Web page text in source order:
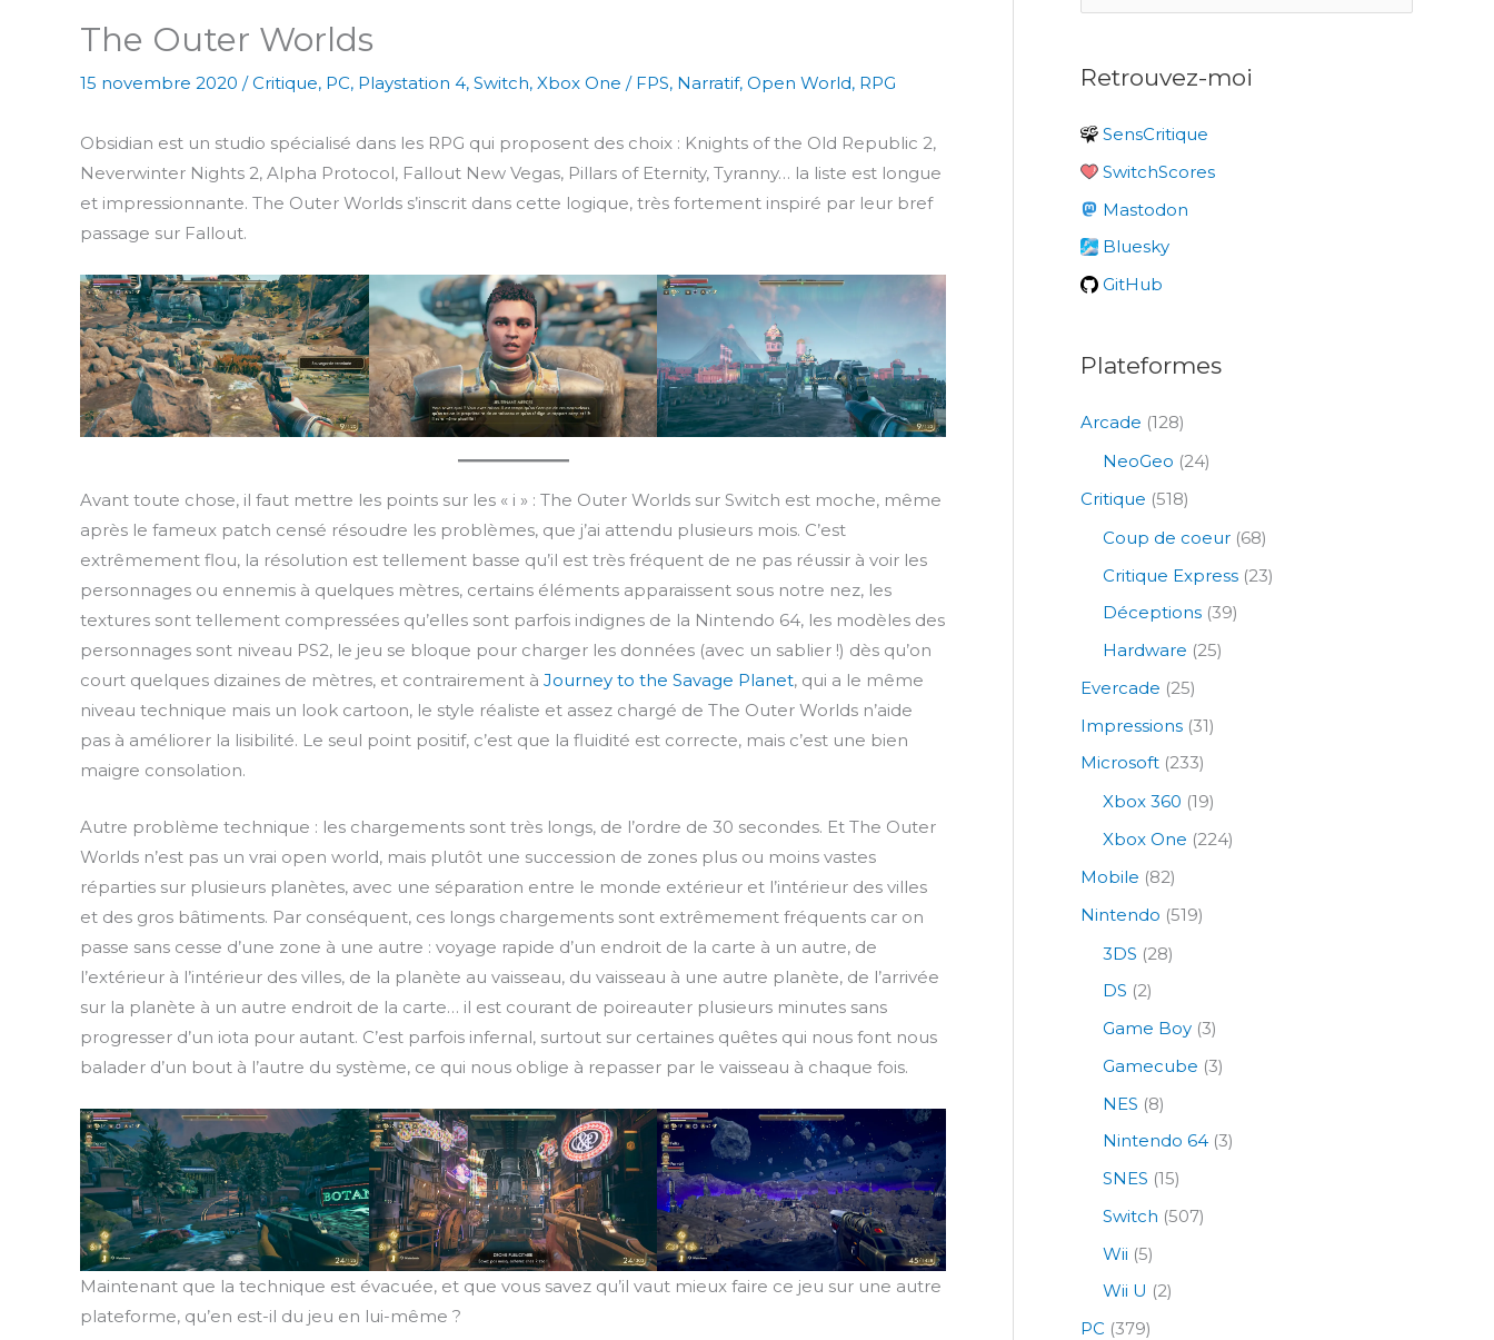
The Outer Worlds
15 novembre 2020 /Critique, PC, Playstation 4, Switch, Xbox One / FPS, Narratif, Open World, RPG
Obsidian est un studio spécialisé dans les RPG qui proposent des choix : Knights of the Old Republic 2,
Neverwinter Nights 2, Alpha Protocol, Fallout New Vegas, Pillars of Eternity, Tyranny… la liste est longue
et impressionnante. The Outer Worlds s’inscrit dans cette logique, très fortement inspiré par leur bref
passage sur Fallout.
Avant toute chose, il faut mettre les points sur les « i » : The Outer Worlds sur Switch est moche, même
après le fameux patch censé résoudre les problèmes, que j’ai attendu plusieurs mois. C’est
extrêmement flou, la résolution est tellement basse qu’il est très fréquent de ne pas réussir à voir les
personnages ou ennemis à quelques mètres, certains éléments apparaissent sous notre nez, les
textures sont tellement compressées qu’elles sont parfois indignes de la Nintendo 64, les modèles des
personnages sont niveau PS2, le jeu se bloque pour charger les données (avec un sablier !) dès qu’on
court quelques dizaines de mètres, et contrairement à Journey to the Savage Planet, qui a le même
niveau technique mais un look cartoon, le style réaliste et assez chargé de The Outer Worlds n’aide
pas à améliorer la lisibilité. Le seul point positif, c’est que la fluidité est correcte, mais c’est une bien
maigre consolation.
Autre problème technique : les chargements sont très longs, de l’ordre de 30 secondes. Et The Outer
Worlds n’est pas un vrai open world, mais plutôt une succession de zones plus ou moins vastes
réparties sur plusieurs planètes, avec une séparation entre le monde extérieur et l’intérieur des villes
et des gros bâtiments. Par conséquent, ces longs chargements sont extrêmement fréquents car on
passe sans cesse d’une zone à une autre : voyage rapide d’un endroit de la carte à un autre, de
l’extérieur à l’intérieur des villes, de la planète au vaisseau, du vaisseau à une autre planète, de l’arrivée
sur la planète à un autre endroit de la carte… il est courant de poireauter plusieurs minutes sans
progresser d’un iota pour autant. C’est parfois infernal, surtout sur certaines quêtes qui nous font nous
balader d’un bout à l’autre du système, ce qui nous oblige à repasser par le vaisseau à chaque fois.
Maintenant que la technique est évacuée, et que vous savez qu’il vaut mieux faire ce jeu sur une autre
plateforme, qu’en est-il du jeu en lui-même ?
e
h
r
c
h
e
r
Retrouvez-moi
SensCritique
SwitchScores
Mastodon
Bluesky
GitHub
Plateformes
Arcade (128)
NeoGeo (24)
Critique (518)
Coup de coeur (68)
Critique Express (23)
Déceptions (39)
Hardware (25)
Evercade (25)
Impressions (31)
Microsoft (233)
Xbox 360 (19)
Xbox One (224)
Mobile (82)
Nintendo (519)
3DS (28)
DS (2)
Game Boy (3)
Gamecube (3)
NES (8)
Nintendo 64 (3)
SNES (15)
Switch (507)
Wii (5)
Wii U (2)
PC (379)